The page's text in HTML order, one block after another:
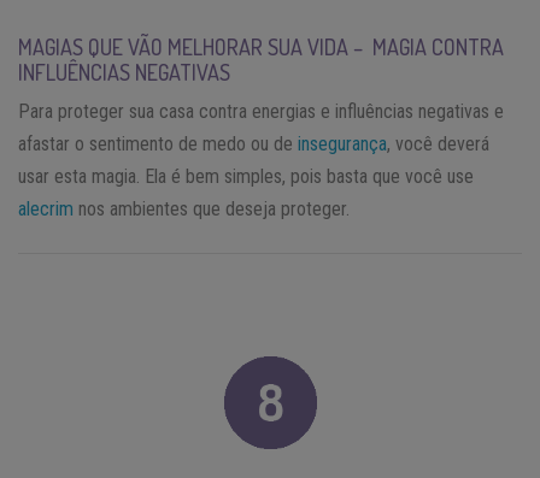
MAGIAS QUE VÃO MELHORAR SUA VIDA – MAGIA CONTRA
INFLUÊNCIAS NEGATIVAS
Para proteger sua casa contra energias e influências negativas e
afastar o sentimento de medo ou de insegurança, você deverá
usar esta magia. Ela é bem simples, pois basta que você use
alecrim nos ambientes que deseja proteger.